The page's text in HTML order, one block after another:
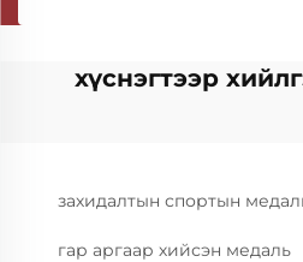
хүснэгтээр
захидалтын спортын
гар аргаар хийсэн медаль